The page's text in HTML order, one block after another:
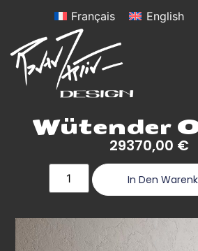
Français English
Wütender
29370,00 €
In Den